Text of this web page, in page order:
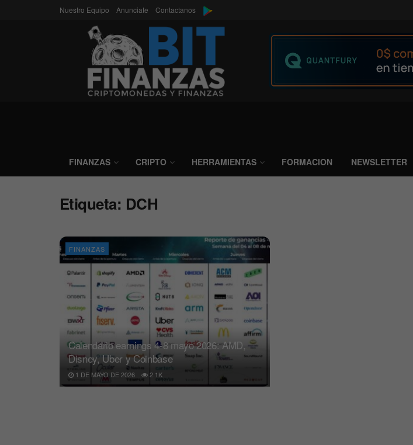
Nuestro Equipo Anunciate Contactanos
FINANZAS CRIPTO HERRAMIENTAS FORMACION NEWSLETTER
Etiqueta: DCH
FINANZAS
Calendario earnings 4-8 mayo 2026: AMD,
Disney, Uber y Coinbase
1 DE MAYO DE 2026 2.1K